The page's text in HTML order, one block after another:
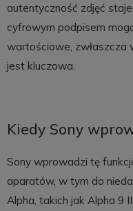
autentyczność zdjęć
cyfrowym podpisem
wartościowe, zwłaszcza
jest kluczowa.
Kiedy Sony
Sony wprowadzi tę
aparatów, w tym do
Alpha, takich jak Alpha 9